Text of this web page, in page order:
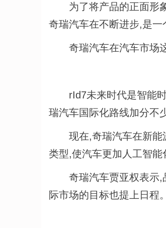
为了将产品的正面形象
奇瑞汽车在不断进步,是一
奇瑞汽车在汽车市场这
rId7未来时代是智能时
瑞汽车国际化路线加分不
现在,奇瑞汽车在新能源
类型,使汽车更加人工智能
奇瑞汽车贾亚权表示,品
际市场的目标也提上日程